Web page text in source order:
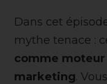
Dans cet
mythe tenace :
comme
marketing.